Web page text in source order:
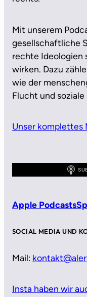
Mit unserem
gesellschaftliche
rechte Ideologien
wirken. Dazu
wie der
Flucht und soziale
Unser komplettes
Apple Podcasts
SOCIAL MEDIA UND
Mail:
Insta haben wir